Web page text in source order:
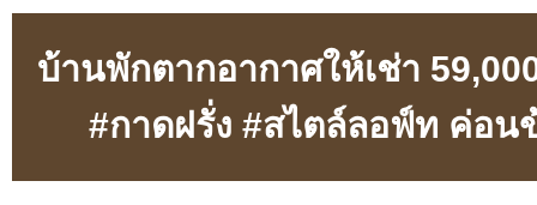
บ้านพักตากอากาศให้เช่า
#กาดฝรั่ง #สไตล์ลอฟ์ท ค่อน